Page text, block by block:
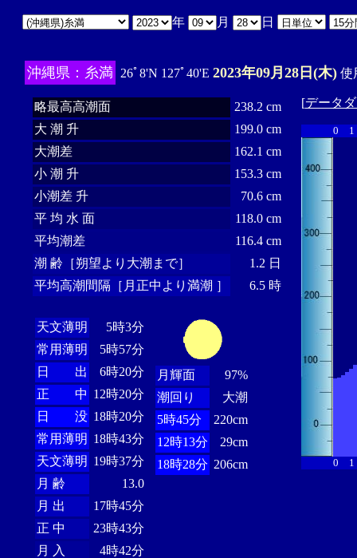
年 月 日
沖縄県：糸満 26ﾟ8'N 127ﾟ40'E 2023年09月28日(木)使
略最高高潮面
238.2 cm
大 潮 升
199.0 cm
大潮差
162.1 cm
小 潮 升
153.3 cm
小潮差 升
70.6 cm
平 均 水 面
118.0 cm
平均潮差
116.4 cm
潮 齢［朔望より大潮まで］
1.2 日
平均高潮間隔［月正中より満潮 ］
6.5 時
天文薄明
5時3分
常用薄明
5時57分
日 出
6時20分
正 中 12時20分
日 没 18時20分
常用薄明 18時43分
天文薄明 19時37分
月 齢
13.0
月 出
17時45分
正 中
23時43分
月 入
4時42分
月輝面
97%
潮回り
大潮
5時45分
220cm
12時13分
29cm
18時28分 206cm
[データ
0 1
0 1